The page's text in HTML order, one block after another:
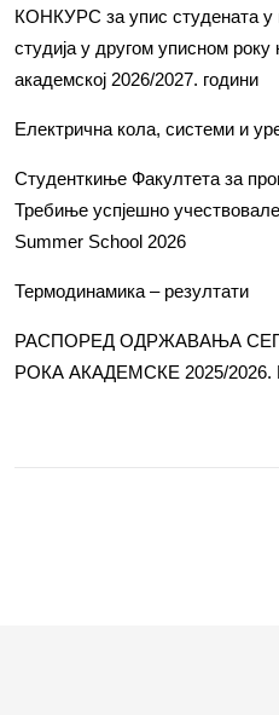
КОНКУРС за упис студената у
студија у другом уписном
академској 2026/2027. години
Електрична кола, системи и
Студенткиње Факултета за
Требиње успјешно
Summer School 2026
Термодинамика – резултати
РАСПОРЕД ОДРЖАВАЊА
РОКА АКАДЕМСКЕ 2025/2026.